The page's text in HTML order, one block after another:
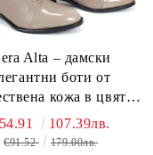
Alta – дамски
боти от
кожа в цвят
визон
107.39лв.
€91.52 179.00лв.